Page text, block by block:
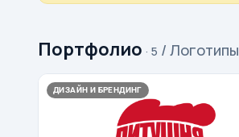
Портфолио · 5 / Логотипы
ДИЗАЙН И БРЕНДИНГ